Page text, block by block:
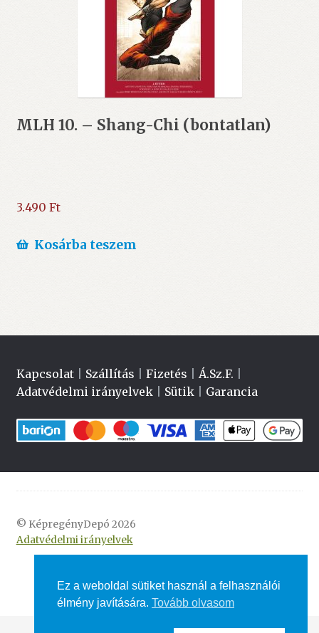
MLH 10. – Shang-Chi (bontatlan)
3.490 Ft
Kosárba teszem
Kapcsolat| Szállítás Fizetés Á.Sz.F.
Adatvédelmi irányelvek| Sütik| Garancia
© KépregényDepó 2026
Adatvédelmi irányelvek
Ez a weboldal sütiket használ a felhasználói
élmény javítására. Tovább olvasom